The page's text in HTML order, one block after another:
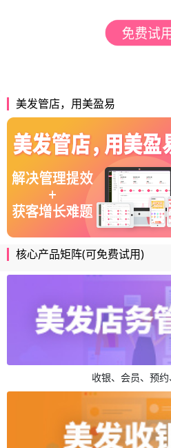
美发管店，用美盈易
核心产品矩阵(可免费试用)
收银、会员、预